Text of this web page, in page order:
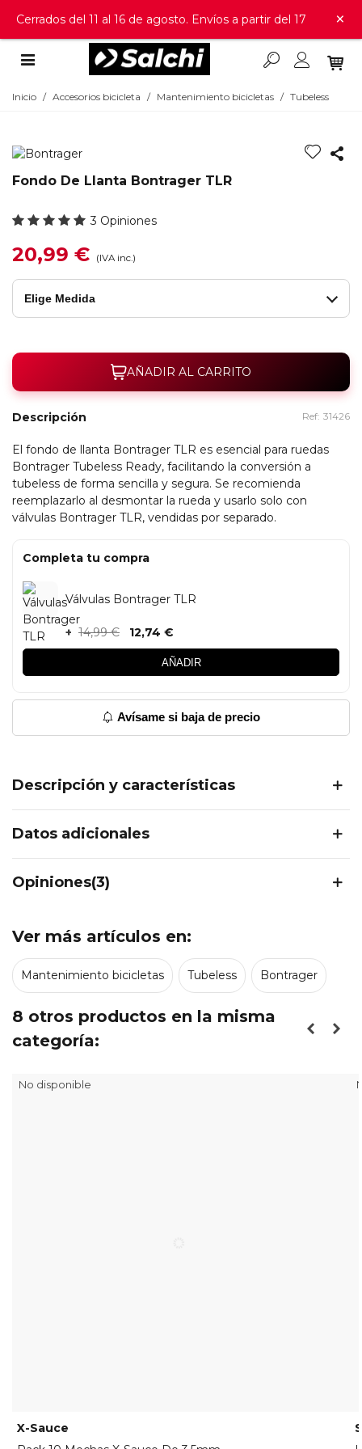
Cerrados del 11 al 16 de agosto. Envíos a partir del 17 ×
Inicio / Accesorios bicicleta / Mantenimiento bicicletas / Tubeless
Fondo De Llanta Bontrager TLR
3 Opiniones
20,99 € (IVA inc.)
Elige Medida
AÑADIR AL CARRITO
Descripción Ref: 31426
El fondo de llanta Bontrager TLR es esencial para ruedas
Bontrager Tubeless Ready, facilitando la conversión a
tubeless de forma sencilla y segura. Se recomienda
reemplazarlo al desmontar la rueda y usarlo solo con
válvulas Bontrager TLR, vendidas por separado.
Completa tu compra
Válvulas Bontrager TLR
+ 14,99 € 12,74 €
AÑADIR
Avísame si baja de precio
Descripción y características
Datos adicionales
Opiniones(3)
Ver más artículos en:
Mantenimiento bicicletas Tubeless Bontrager
8 otros productos en la misma
categoría:
No disponible
X-Sauce